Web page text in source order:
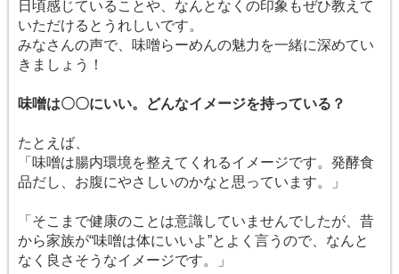
日頃感じていることや、なんとなくの印象もぜひ教えて
いただけるとうれしいです。
みなさんの声で、味噌らーめんの魅力を一緒に深めてい
きましょう！
味噌は〇〇にいい。どんなイメージを持っている？
たとえば、
「味噌は腸内環境を整えてくれるイメージです。発酵食
品だし、お腹にやさしいのかなと思っています。」
「そこまで健康のことは意識していませんでしたが、昔
から家族が“味噌は体にいいよ”とよく言うので、なんと
なく良さそうなイメージです。」